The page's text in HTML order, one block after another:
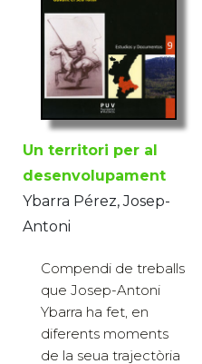
Un territori per al
desenvolupament
Ybarra Pérez, Josep-
Antoni
Compendi de treballs
que Josep-Antoni
Ybarra ha fet, en
diferents moments
de la seua trajectòria